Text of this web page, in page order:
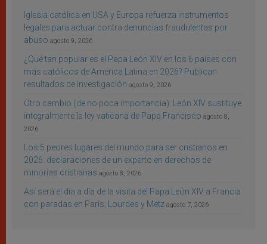
Iglesia católica en USA y Europa refuerza instrumentos
legales para actuar contra denuncias fraudulentas por
abuso agosto 9, 2026
¿Qué tan popular es el Papa León XIV en los 6 países con
más católicos de América Latina en 2026? Publican
resultados de investigación agosto 9, 2026
Otro cambio (de no poca importancia): León XIV sustituye
integralmente la ley vaticana de Papa Francisco agosto 8,
2026
Los 5 peores lugares del mundo para ser cristianos en
2026: declaraciones de un experto en derechos de
minorías cristianas agosto 8, 2026
Así será el día a día de la visita del Papa León XIV a Francia
con paradas en París, Lourdes y Metz agosto 7, 2026